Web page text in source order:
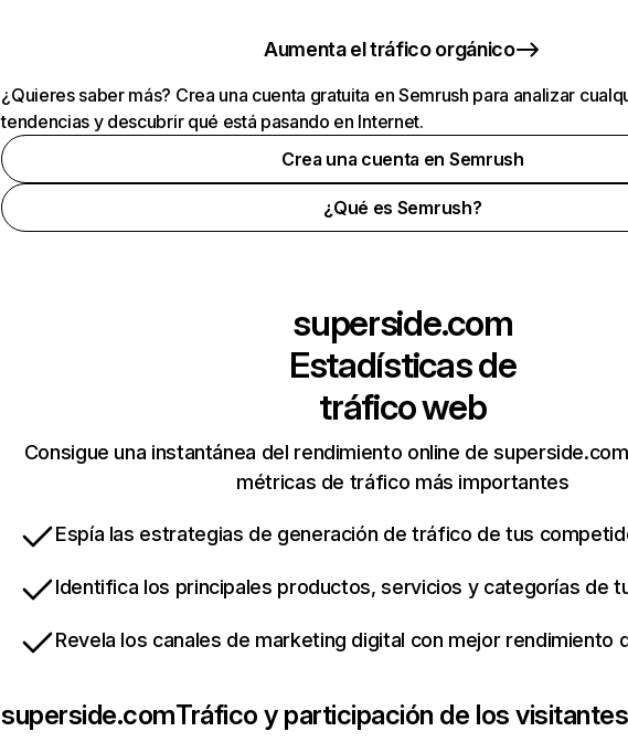
Aumenta el tráfico orgánico
¿Quieres saber más? Crea una cuenta gratuita en Semrush para analizar
tendencias y descubrir qué está pasando en Internet.
Crea una cuenta en Semrush
¿Qué es Semrush?
superside.com
Estadísticas de
tráfico web
Consigue una instantánea del rendimiento online de
métricas de tráfico más importantes
Espía las estrategias de generación de tráfico de tus
Identifica los principales productos, servicios y categorías de
Revela los canales de marketing digital con mejor rendimiento
superside.comTráfico y participación de los visitantes